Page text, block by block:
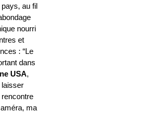
au fil
nourri
et
: “Le
dans
USA,
laisser
rencontre
ma